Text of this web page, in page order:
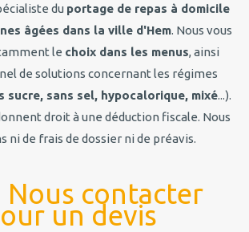
du portage de repas à domicile
âgées dans la ville d'Hem. Nous vous
le choix dans les menus, ainsi
de solutions concernant les régimes
sucre, sans sel, hypocalorique, mixé...).
droit à une déduction fiscale. Nous
ni de frais de dossier ni de préavis.
Nous contacter
un devis